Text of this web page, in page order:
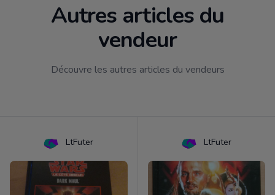
Autres articles du
vendeur
Découvre les autres articles du vendeurs
LtFuter LtFuter